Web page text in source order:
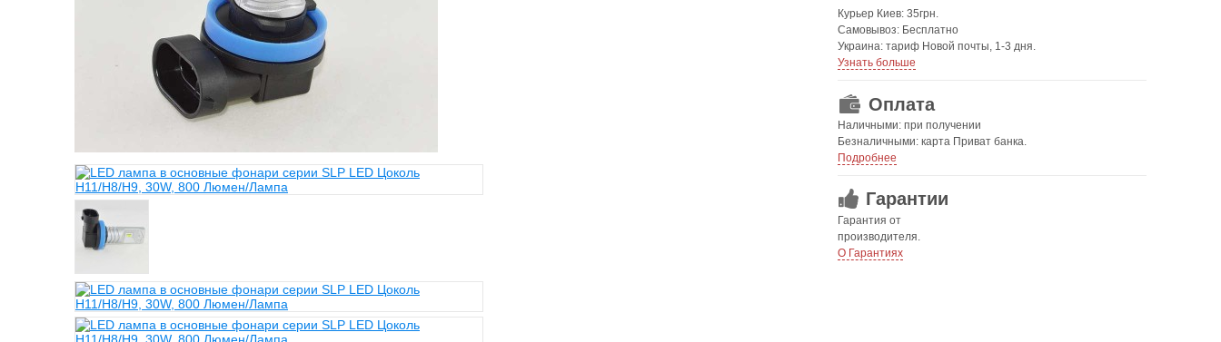
Курьер Киев: 35грн.
Самовывоз: Бесплатно
Украина: тариф Новой почты, 1-3 дня.
Узнать больше
Оплата
Наличными: при получении
Безналичными: карта Приват банка.
Подробнее
Гарантии
Гарантия от
производителя.
О Гарантиях